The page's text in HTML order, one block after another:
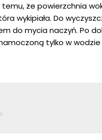
że powierzchnia
wykipiała. Do
do mycia naczyń. Po
tylko w